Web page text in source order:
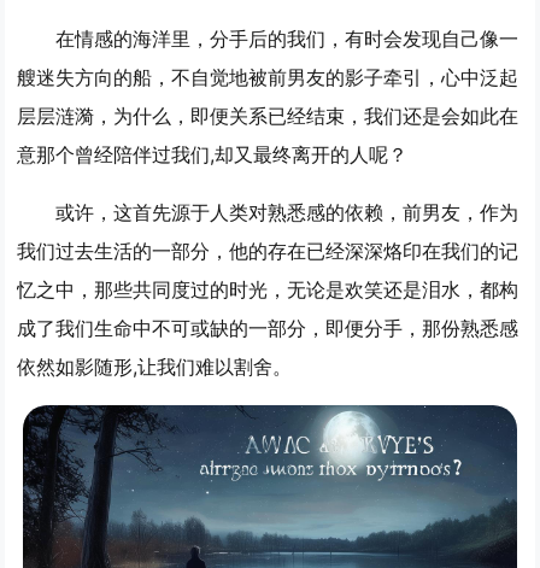
在情感的海洋里，分手后的我们，有时会发现自己像一
艘迷失方向的船，不自觉地被前男友的影子牵引，心中泛起
层层涟漪，为什么，即便关系已经结束，我们还是会如此在
意那个曾经陪伴过我们,却又最终离开的人呢？
或许，这首先源于人类对熟悉感的依赖，前男友，作为
我们过去生活的一部分，他的存在已经深深烙印在我们的记
忆之中，那些共同度过的时光，无论是欢笑还是泪水，都构
成了我们生命中不可或缺的一部分，即便分手，那份熟悉感
依然如影随形,让我们难以割舍。